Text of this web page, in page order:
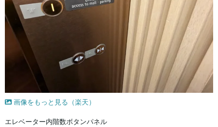
画像をもっと見る（楽天）
エレベーター内階数ボタンパネル